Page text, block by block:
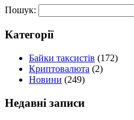
Пошук:
Категорії
Байки таксистів (172)
Криптовалюта (2)
Новини (249)
Недавні записи